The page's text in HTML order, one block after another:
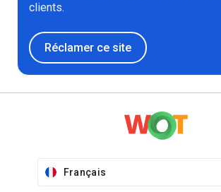
clients.
Réclamer ce site
Français